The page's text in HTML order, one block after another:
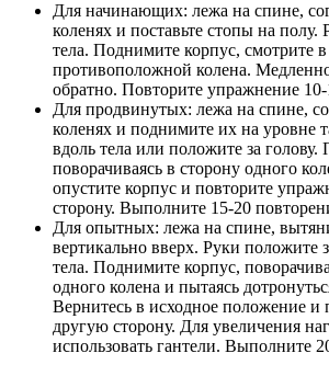
Для начинающих: лежа на спине,
коленях и поставьте стопы на полу.
тела. Поднимите корпус, смотрите
противоположной колена.
обратно. Повторите упражнение 10-
Для продвинутых: лежа на спине,
коленях и поднимите их на уровне
вдоль тела или положите за
поворачиваясь в сторону одного
опустите корпус и повторите
сторону. Выполните 15-20
Для опытных: лежа на спине,
вертикально вверх. Руки положите
тела. Поднимите корпус,
одного колена и пытаясь
Вернитесь в исходное положение и
другую сторону. Для увеличения
использовать гантели. Выполните